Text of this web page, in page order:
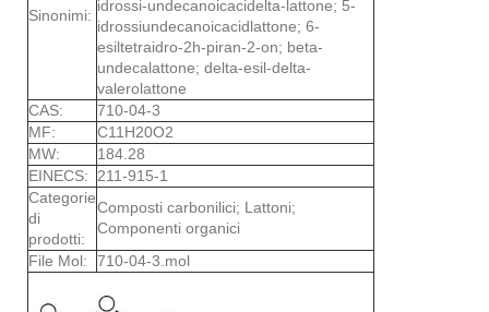
Sinonimi:
idrossi-undecanoicacidelta-lattone; 5-
idrossiundecanoicacidlattone; 6-
esiltetraidro-2h-piran-2-on; beta-
undecalattone; delta-esil-delta-
valerolattone
CAS:
710-04-3
MF:
C11H20O2
MW:
184.28
EINECS:
211-915-1
Categorie
di
prodotti:
Composti carbonilici; Lattoni;
Componenti organici
File Mol:
710-04-3.mol